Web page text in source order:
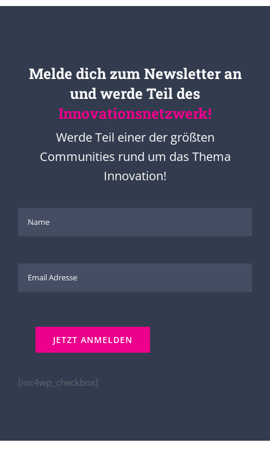
Melde dich zum Newsletter an
und werde Teil des
Innovationsnetzwerk!
Werde Teil einer der größten
Communities rund um das Thema
Innovation!
[mc4wp_checkbox]